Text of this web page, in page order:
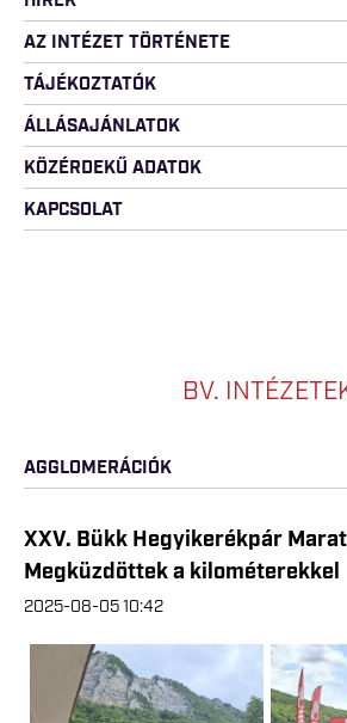
AZ INTÉZET TÖRTÉNETE
TÁJÉKOZTATÓK
ÁLLÁSAJÁNLATOK
KÖZÉRDEKŰ ADATOK
KAPCSOLAT
BV.
AGGLOMERÁCIÓK
XXV. Bükk Hegyikerékpár
Megküzdöttek a kilométerekkel
2025-08-05 10:42